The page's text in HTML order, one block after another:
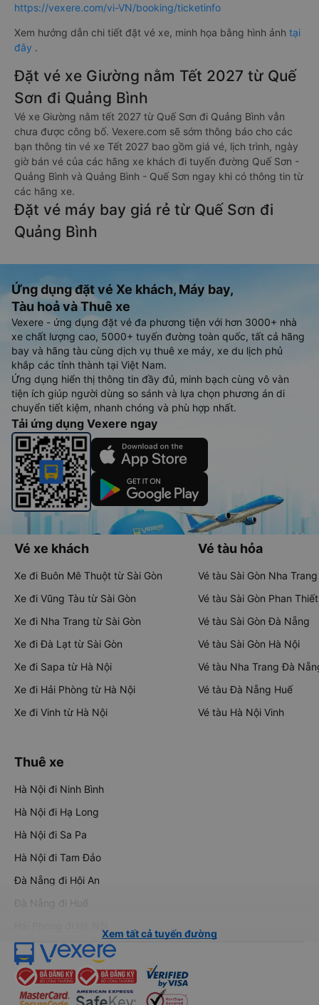
https://vexere.com/vi-VN/booking/ticketinfo
Xem hướng dẫn chi tiết đặt vé xe, minh họa bằng hình ảnh tại
đây .
Đặt vé xe Giường nằm Tết 2027 từ Quế
Sơn đi Quảng Bình
Vé xe Giường nằm tết 2027 từ Quế Sơn đi Quảng Bình vẫn
chưa được công bố. Vexere.com sẽ sớm thông báo cho các
bạn thông tin vé xe Tết 2027 bao gồm giá vé, lịch trình, ngày
giờ bán vé của các hãng xe khách đi tuyến đường Quế Sơn -
Quảng Bình và Quảng Bình - Quế Sơn ngay khi có thông tin từ
các hãng xe.
Đặt vé máy bay giá rẻ từ Quế Sơn đi
Quảng Bình
Ứng dụng đặt vé Xe khách, Máy bay,
Tàu hoả và Thuê xe
Vexere - ứng dụng đặt vé đa phương tiện với hơn 3000+ nhà
xe chất lượng cao, 5000+ tuyến đường toàn quốc, tất cả hãng
bay và hãng tàu cùng dịch vụ thuê xe máy, xe du lịch phủ
khắp các tỉnh thành tại Việt Nam.
Ứng dụng hiển thị thông tin đầy đủ, minh bạch cùng vô vàn
tiện ích giúp người dùng so sánh và lựa chọn phương án di
chuyển tiết kiệm, nhanh chóng và phù hợp nhất.
Tải ứng dụng Vexere ngay
Vé xe khách
Xe đi Buôn Mê Thuột từ Sài Gòn
Xe đi Vũng Tàu từ Sài Gòn
Xe đi Nha Trang từ Sài Gòn
Xe đi Đà Lạt từ Sài Gòn
Xe đi Sapa từ Hà Nội
Xe đi Hải Phòng từ Hà Nội
Xe đi Vinh từ Hà Nội
Vé tàu hỏa
Vé tàu Sài Gòn Nha Trang
Vé tàu Sài Gòn Phan Thiết
Vé tàu Sài Gòn Đà Nẵng
Vé tàu Sài Gòn Hà Nội
Vé tàu Nha Trang Đà
Vé tàu Đà Nẵng Huế
Vé tàu Hà Nội Vinh
Thuê xe
Hà Nội đi Ninh Bình
Hà Nội đi Hạ Long
Hà Nội đi Sa Pa
Hà Nội đi Tam Đảo
Đà Nẵng đi Hội An
Đà Nẵng đi Huế
Xem tất cả tuyến đường